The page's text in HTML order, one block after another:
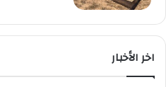
اخر الأخبار